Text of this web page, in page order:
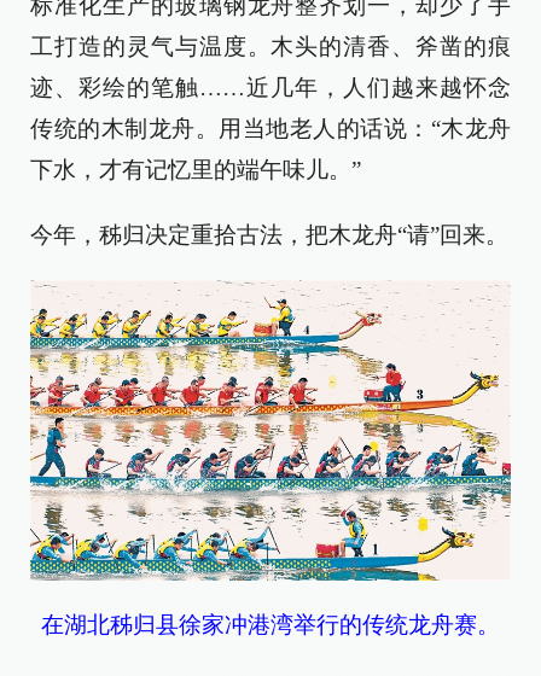
标准化生产的玻璃钢龙舟整齐划一，却少了手
工打造的灵气与温度。木头的清香、斧凿的痕
迹、彩绘的笔触……近几年，人们越来越怀念
传统的木制龙舟。用当地老人的话说：“木龙舟
下水，才有记忆里的端午味儿。”
今年，秭归决定重拾古法，把木龙舟“请”回来。
在湖北秭归县徐家冲港湾举行的传统龙舟赛。